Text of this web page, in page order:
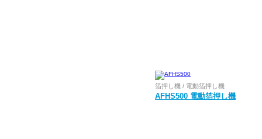
箔押し機 / 電動箔押し機
AFHS500 電動箔押し機